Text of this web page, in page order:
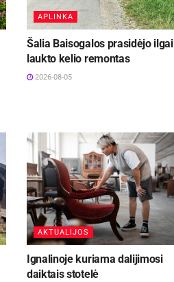
APLINKA
Šalia Baisogalos prasidėjo ilgai
laukto kelio remontas
2026-08-05
AKTUALIJOS
Ignalinoje kuriama dalijimosi
daiktais stotelė